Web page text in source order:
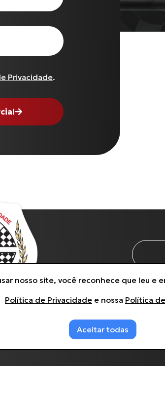
Privacidade.
Digite seu Email *
Estou de acordo
nosso site, você reconhece que leu e
Política de Privacidade e nossa Política
Aceitar todas